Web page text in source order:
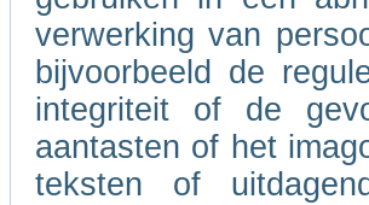
verwerking van
bijvoorbeeld de
integriteit of de
aantasten of het
teksten of